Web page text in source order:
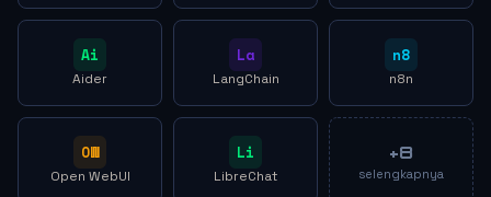
Ai
Aider
La
LangChain
n8
n8n
OW
Open WebUI
Li
LibreChat
+8
selengkapnya